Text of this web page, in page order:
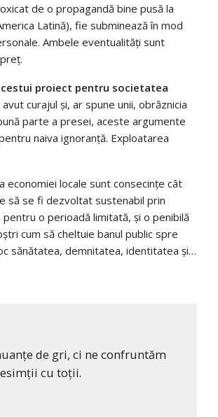
de o propagandă bine pusă la
Latină), fie subminează în mod
Ambele eventualităţi sunt
proiect pentru societatea
curajul şi, ar spune unii, obrăznicia
parte a presei, aceste argumente
naiva ignoranţă. Exploatarea
economiei locale sunt consecinţe cât
să se fi dezvoltat sustenabil prin
o perioadă limitată, şi o penibilă
cum să cheltuie banul public spre
sănătatea, demnitatea, identitatea şi…
de gri, ci ne confruntăm
cu toţii.